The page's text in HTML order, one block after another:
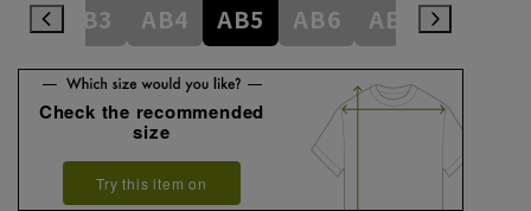
A8 AB3 AB4 AB5 AB6 AB7 AB8
Check the recommended
size
Try this item on